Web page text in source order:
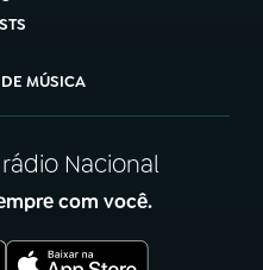
MÚSICA
Nacional
com você.